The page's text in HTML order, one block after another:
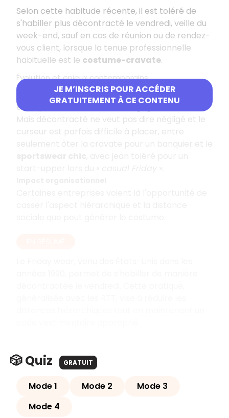
JE M’INSCRIS POUR ACCÉDER
GRATUITEMENT À CE CONTENU
Selon cette habitude récente, il est toléré de
s'habiller plus décontracté le vendredi, veille du
week-end, sauf en cas de réunion ou de rendez-
vous client, lorsque la tenue professionnelle
habituelle est le costume-cravate.
Évolution et enjeux contemporains
Avec la généralisation desRTTdans les grandes
entreprises, cette habitude a gagné du terrain.
Mais décontracté ne veut pas dire négligé et le
curseur est parfois difficile à placer, entre
🎲 Quiz GRATUIT
Mode 1 Mode 2
Mode 3
Mode 4